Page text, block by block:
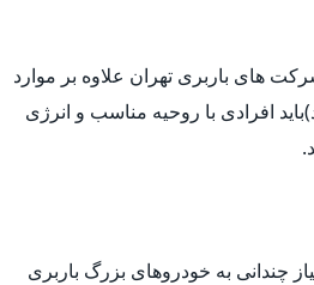
های باربری تهران علاوه بر موارد
افرادی با روحیه مناسب و انرژی
چندانی به خودروهای بزرگ باربری